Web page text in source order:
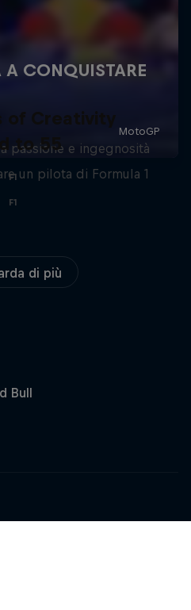
of Creativity
passione e ingegnosità
F1
to 55
un pilota di Formula 1
F1
di più